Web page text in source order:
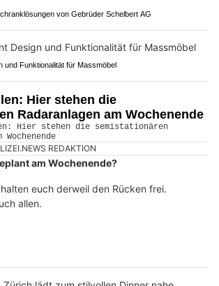
von Gebrüder Schelbert AG
und Funktionalität für Massmöbel
Hier stehen die
Radaranlagen am Wochenende
REDAKTION
am Wochenende?
euch derweil den Rücken frei.
allen.